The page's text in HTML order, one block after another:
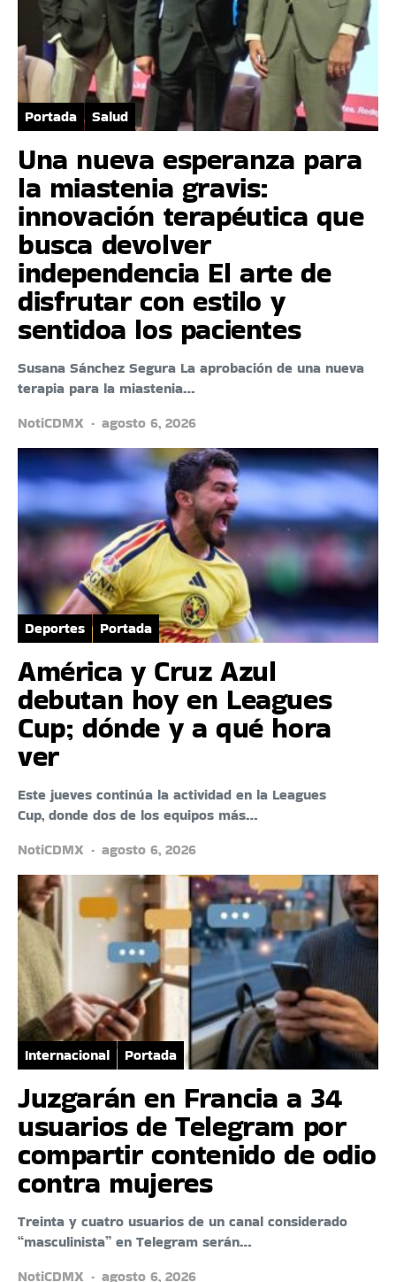
Portada Salud
Una nueva esperanza para
la miastenia gravis:
innovación terapéutica que
busca devolver
independencia El arte de
disfrutar con estilo y
sentidoa los pacientes
Susana Sánchez Segura La aprobación de una nueva
terapia para la miastenia…
NotiCDMX
agosto 6, 2026
Deportes Portada
América y Cruz Azul
debutan hoy en Leagues
Cup; dónde y a qué hora
ver
Este jueves continúa la actividad en la Leagues
Cup, donde dos de los equipos más…
NotiCDMX
agosto 6, 2026
Internacional Portada
Juzgarán en Francia a 34
usuarios de Telegram por
compartir contenido de odio
contra mujeres
Treinta y cuatro usuarios de un canal considerado
“masculinista” en Telegram serán…
NotiCDMX
agosto 6, 2026